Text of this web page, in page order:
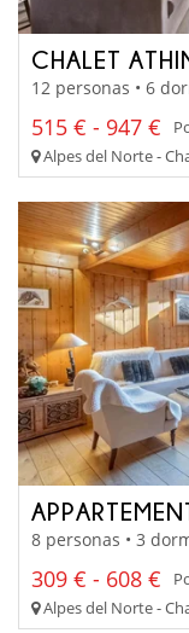
CHALET
12 personas • 6
515 € - 947 €
Alpes del Norte -
8 personas • 3
309 € - 608 €
Alpes del Norte -